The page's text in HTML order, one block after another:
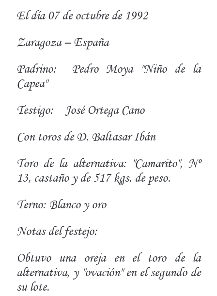
El día 07 de octubre de 1992
Zaragoza – España
Padrino:
Pedro Moya "Niño de la
Capea"
Testigo:
José Ortega Cano
Con toros de D. Baltasar Ibán
Toro de la alternativa: "Camarito", Nº
13, castaño y de 517 kgs. de peso.
Terno: Blanco y oro
Notas del festejo:
Obtuvo una oreja en el toro de la
alternativa, y "ovación" en el segundo de
su lote.